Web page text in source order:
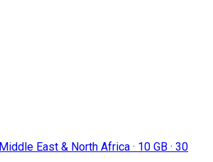
Middle East & North Africa · 10 GB · 30